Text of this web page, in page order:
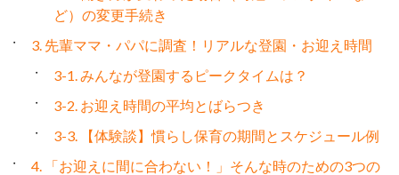
ど）の変更手続き
3. 先輩ママ・パパに調査！リアルな登園・お迎え時間
3-1. みんなが登園するピークタイムは？
3-2. お迎え時間の平均とばらつき
3-3. 【体験談】慣らし保育の期間とスケジュール例
4. 「お迎えに間に合わない！」そんな時のための3つの